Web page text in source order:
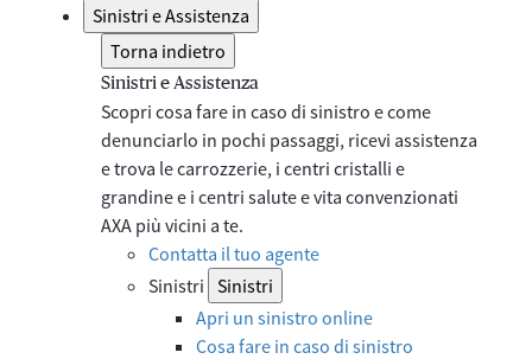
Sinistri e Assistenza
Torna indietro
Sinistri e Assistenza
Scopri cosa fare in caso di sinistro e come
denunciarlo in pochi passaggi, ricevi assistenza
e trova le carrozzerie, i centri cristalli e
grandine e i centri salute e vita convenzionati
AXA più vicini a te.
Contatta il tuo agente
Sinistri Sinistri
Apri un sinistro online
Cosa fare in caso di sinistro